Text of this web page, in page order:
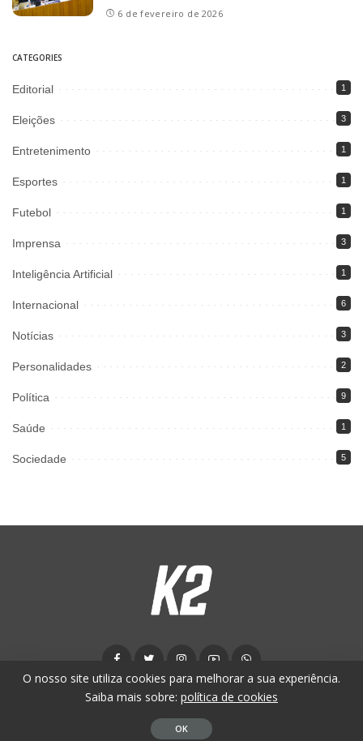
6 de fevereiro de 2026
CATEGORIES
Editorial 1
Eleições 3
Entretenimento 1
Esportes 1
Futebol 1
Imprensa 3
Inteligência Artificial 1
Internacional 6
Notícias 3
Personalidades 2
Política 9
Saúde 1
Sociedade 5
© K2 News - 2024. Todos os direitos reservados.
O nosso site utiliza cookies para melhorar a sua experiência.
Saiba mais sobre: política de cookies
OK